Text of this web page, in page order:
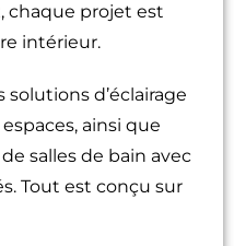
chaque projet est
intérieur.
solutions d’éclairage
ainsi que
salles de bain avec
Tout est conçu sur